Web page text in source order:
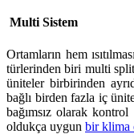
Multi Sistem
Ortamların hem
türlerinden biri multi
üniteler birbirinden
bağlı birden fazla iç
bağımsız olarak
oldukça uygun bir klima